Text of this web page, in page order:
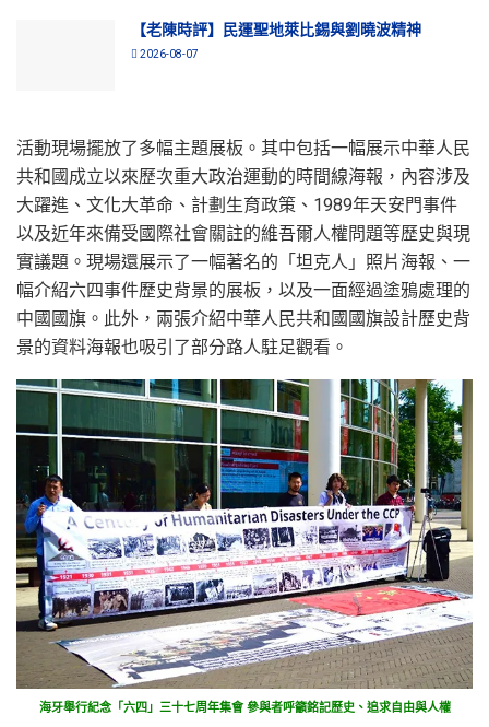
【老陳時評】民運聖地萊比錫與劉曉波精神
2026-08-07
活動現場擺放了多幅主題展板。其中包括一幅展示中華人民
共和國成立以來歷次重大政治運動的時間線海報，內容涉及
大躍進、文化大革命、計劃生育政策、1989年天安門事件
以及近年來備受國際社會關註的維吾爾人權問題等歷史與現
實議題。現場還展示了一幅著名的「坦克人」照片海報、一
幅介紹六四事件歷史背景的展板，以及一面經過塗鴉處理的
中國國旗。此外，兩張介紹中華人民共和國國旗設計歷史背
景的資料海報也吸引了部分路人駐足觀看。
海牙舉行紀念「六四」三十七周年集會 參與者呼籲銘記歷史、追求自由與人權